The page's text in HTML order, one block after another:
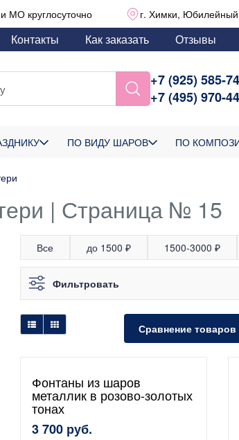
МО круглосуточно г. Химки, Юбилейный
Контакты Как заказать Отзывы
+7 (925) 585-
+7 (495) 970-
ПО ВИДУ ШАРОВ ПО
| Страница № 15
Все до 1500 ₽ 1500-3000 ₽
Фильтровать
Сравнение товаров
Фонтаны из шаров
металлик в розово-золотых
тонах
3 700 руб.